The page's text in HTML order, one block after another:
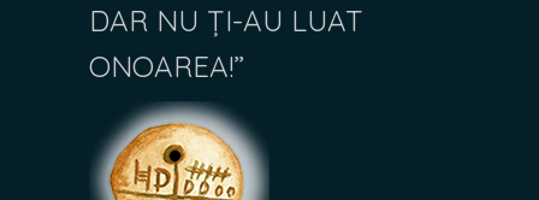
DAR NU ȚI-AU LUAT
ONOAREA!”